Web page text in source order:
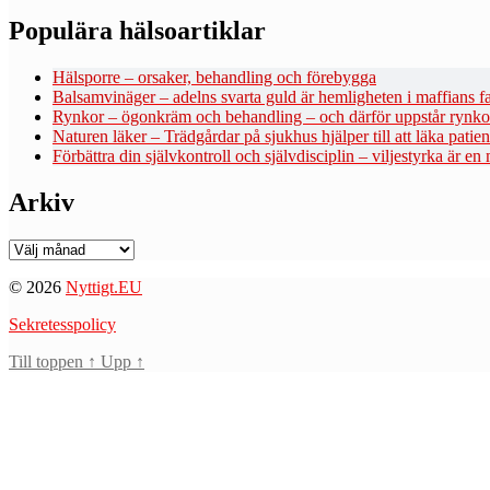
Populära hälsoartiklar
Hälsporre – orsaker, behandling och förebygga
Balsamvinäger – adelns svarta guld är hemligheten i maffians
Rynkor – ögonkräm och behandling – och därför uppstår
Naturen läker – Trädgårdar på sjukhus hjälper till att läka
Förbättra din självkontroll och självdisciplin – viljestyrka är en
Arkiv
Arkiv
© 2026 Nyttigt.EU
Sekretesspolicy
Till toppen ↑ Upp ↑